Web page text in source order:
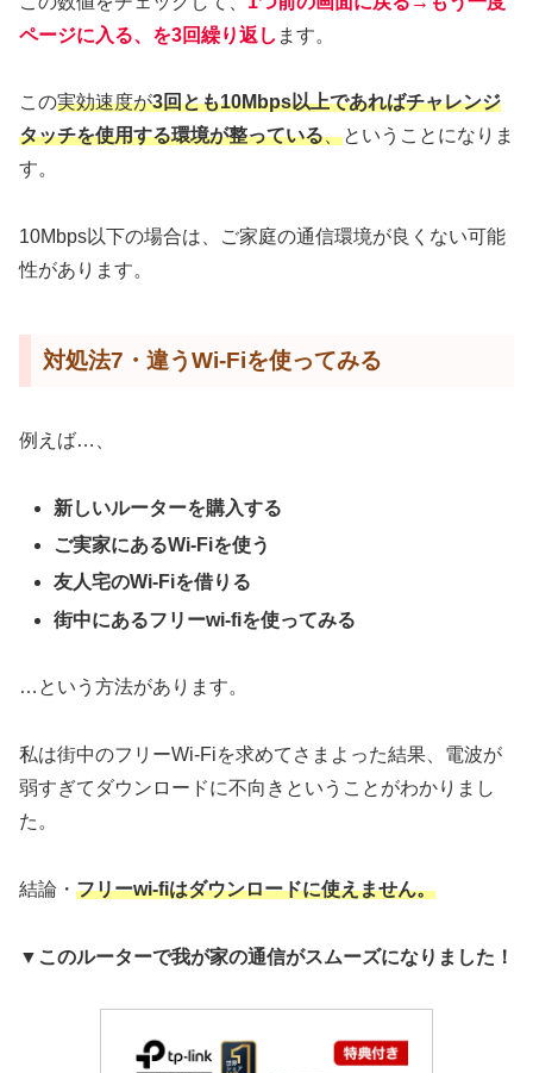
ページに入る、を3回繰り返し ます。
この実効速度が3回とも10Mbps以上であればチャレンジ
タッチを使用する環境が整っている、ということになりま
す。
10Mbps以下の場合は、ご家庭の通信環境が良くない可能
性があります。
対処法7・違うWi-Fiを使ってみる
例えば…、
新しいルーターを購入する
ご実家にあるWi-Fiを使う
友人宅のWi-Fiを借りる
街中にあるフリーwi-fiを使ってみる
…という方法があります。
私は街中のフリーWi-Fiを求めてさまよった結果、電波が
弱すぎてダウンロードに不向きということがわかりまし
た。
結論・ フリーwi-fiはダウンロードに使えません。
▼このルーターで我が家の通信がスムーズになりました！